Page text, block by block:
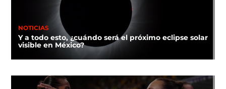
NOTICIAS
Y a todo esto, ¿cuándo será el próximo eclipse solar
visible en México?